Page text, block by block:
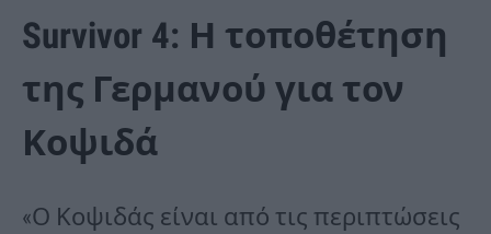
Survivor 4: Η τοποθέτηση
της Γερμανού για τον
Κοψιδά
«Ο Κοψιδάς είναι από τις περιπτώσεις